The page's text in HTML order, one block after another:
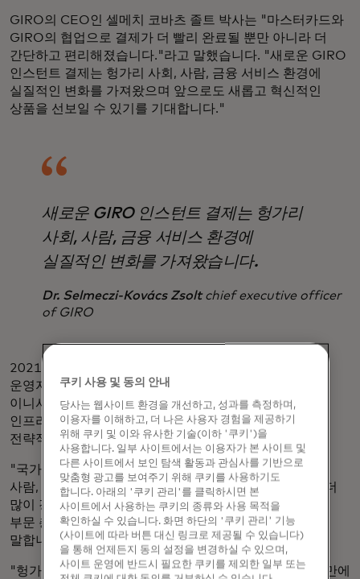
GIRO의 CEO인 셀메치 코바츠 졸트 박사는 "마스터카드와
GIRO의 협업으로 결제가 더 빨리 완료될 뿐만 아니라 더
간단하고 편리해졌습니다."라고 말했습니다. "새로운 GIRO
인스턴트 결제는 헝가리 사회, 사람, 금융 서비스 환경에
실질적인 변화를 가져왔으며 앞으로도 새롭고 혁신적인
상품을 선보일 수 있기를 기대합니다."
새로운 GIRO 인스턴트 결제는 헝가리
사회, 사람, 금융 서비스 환경에
실질적인 변화를 가져왔습니다.
Dr. Selmeczi-Kovács Zsolt chief executive officer
of GIRO
2021년, 마스터카드와 ACI는 전 세계 중앙은행, 제도
운영자, 금융기관, 결제 서비스 제공업체 및 실시간 결제
이니셔티브를 시작하는 기타 조직에 동급 최고의 중앙
인프라, 결제 현지화 및 액세스 솔루션을 제공하기 위한
전략적 파트너십을 발표했습니다.
"국가와 지역이 결제 시스템을 현대화함에 따라 전 세계
사람, 기업, 경제가 실시간 결제의 혜택과 선택권을 점점 더
많이 경험하고 있습니다."라고 마스터카드의 실시간 결제
부문 총괄 부사장 피터 레이놀즈(Peter Reynolds)는
말합니다.
"헝가리의 ACI와 긴밀히 협력하여 몇 시간이 아닌 몇 초 만에
쿠키 사용 및 동의 안내
당사는 웹사이트 환경을 개선하고, 성과를 측정하며,
이용자를 이해하고, 더 나은 사용자 경험을 제공하기
위해 쿠키 및 이와 유사한 기술(이하 '쿠키')을
사용합니다. 일부 사이트에서는 이용자가 본 사이트 및
다른 사이트에서 보인 탐색 활동과 관심사를 기반으로
맞춤형 광고를 보여주기 위해 쿠키를 사용하기도
합니다. 아래의 '쿠키 관리'를 클릭하시면 본
사이트에서 사용하는 쿠키의 종류와 사용 목적을
확인하실 수 있습니다. 화면 하단의 '쿠키 관리' 기능
(사이트에 따라 버튼 대신 링크로 제공될 수 있습니다)
을 통해 언제든지 동의 설정을 변경하실 수 있으며,
사이트 운영에 반드시 필요한 쿠키를 제외한 일부 또는